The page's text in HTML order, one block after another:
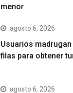
menor
agosto 6, 2026
Usuarios
filas para obtener
agosto 6, 2026